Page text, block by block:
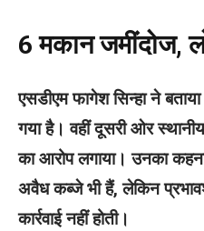
6 मकान जमींदोज,
एसडीएम फागेश सिन्हा ने
गया है। वहीं दूसरी ओर
का आरोप लगाया। उनका
अवैध कब्जे भी हैं, लेकिन
कार्रवाई नहीं होती।